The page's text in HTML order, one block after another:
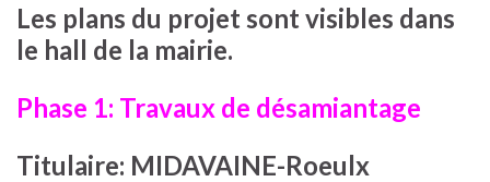
Les plans du projet sont visibles dans
le hall de la mairie.
Phase 1: Travaux de désamiantage
Titulaire: MIDAVAINE-Roeulx